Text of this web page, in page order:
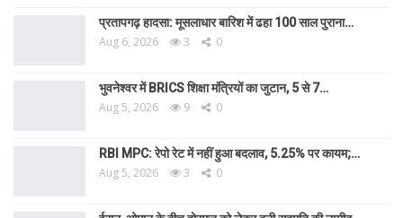
प्रतापगढ़ हादसा: मूसलाधार बारिश में ढहा 100 साल पुराना…
Aug 6, 2026 3 0
भुवनेश्वर में BRICS शिक्षा मंत्रियों का जुटान, 5 से 7…
Aug 5, 2026 9 0
RBI MPC: रेपो रेट में नहीं हुआ बदलाव, 5.25% पर कायम;…
Aug 5, 2026 3 0